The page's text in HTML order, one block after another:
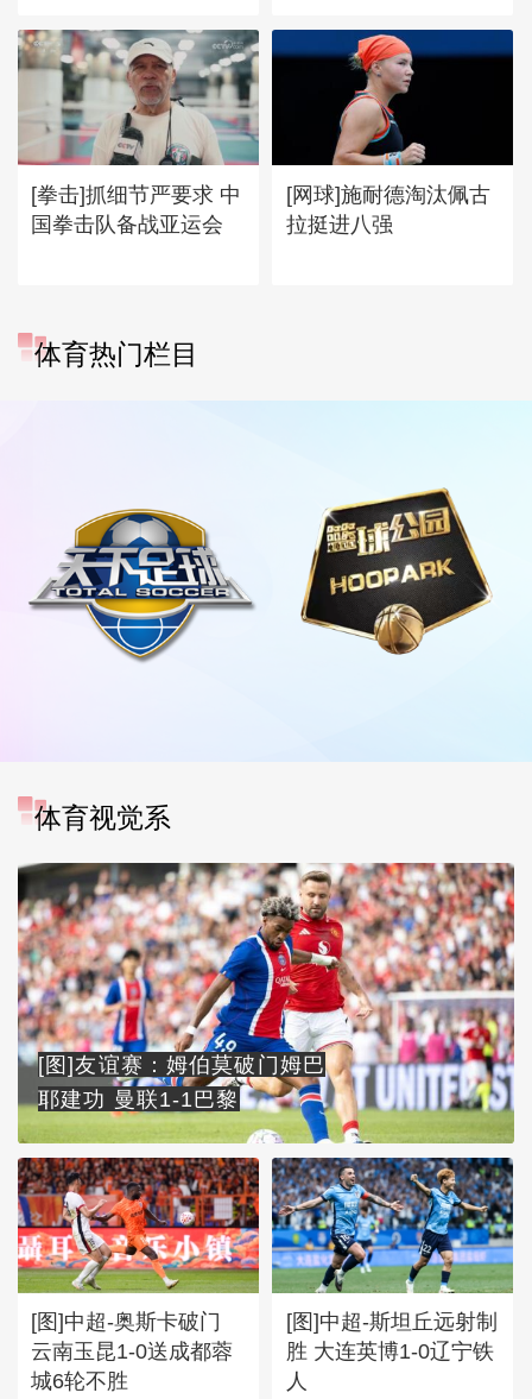
[拳击]抓细节严要求 中
国拳击队备战亚运会
[网球]施耐德淘汰佩古
拉挺进八强
体育热门栏目
体育视觉系
[图]友谊赛：姆伯莫破门姆巴
耶建功 曼联1-1巴黎
[图]中超-奥斯卡破门
云南玉昆1-0送成都蓉
城6轮不胜
[图]中超-斯坦丘远射制
胜 大连英博1-0辽宁铁
人